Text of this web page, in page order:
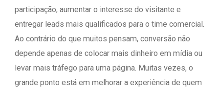
participação, aumentar o interesse do visitante e
entregar leads mais qualificados para o time comercial.
Ao contrário do que muitos pensam, conversão não
depende apenas de colocar mais dinheiro em mídia ou
levar mais tráfego para uma página. Muitas vezes, o
grande ponto está em melhorar a experiência de quem